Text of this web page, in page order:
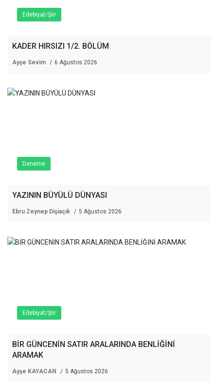
Edebiyat/Şiir
KADER HIRSIZI 1/2. BÖLÜM
Ayşe Sevim 6 Ağustos 2026
Deneme
YAZININ BÜYÜLÜ DÜNYASI
Ebru Zeynep Dişiaçık 5 Ağustos 2026
Edebiyat/Şiir
BİR GÜNCENİN SATIR ARALARINDA BENLİĞİNİ
ARAMAK
Ayşe KAYACAN 5 Ağustos 2026